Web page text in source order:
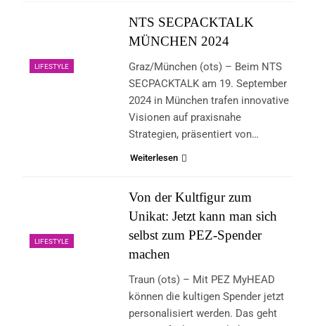
LIFESTYLE
NTS SECPACKTALK
MÜNCHEN 2024
Graz/München (ots) – Beim NTS
SECPACKTALK am 19. September
2024 in München trafen innovative
Visionen auf praxisnahe
Strategien, präsentiert von…
Weiterlesen
LIFESTYLE
Von der Kultfigur zum
Unikat: Jetzt kann man sich
selbst zum PEZ-Spender
machen
Traun (ots) – Mit PEZ MyHEAD
können die kultigen Spender jetzt
personalisiert werden. Das geht